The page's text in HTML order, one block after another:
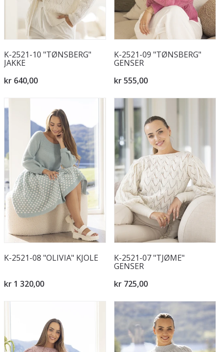
K-2521-10 "TØNSBERG"
JAKKE
kr 640,00
K-2521-09 "TØNSBERG"
GENSER
kr 555,00
K-2521-08 "OLIVIA" KJOLE
kr 1 320,00
K-2521-07 "TJØME"
GENSER
kr 725,00